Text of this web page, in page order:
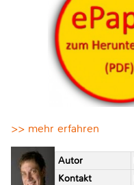
>> mehr erfahren
Autor
Kontakt